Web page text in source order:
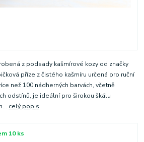
z podsady kašmírové kozy od značky
příze z čistého kašmíru určená pro ruční
než 100 nádherných barvách, včetně
odstínů, je ideální pro širokou škálu
celý popis
10 ks